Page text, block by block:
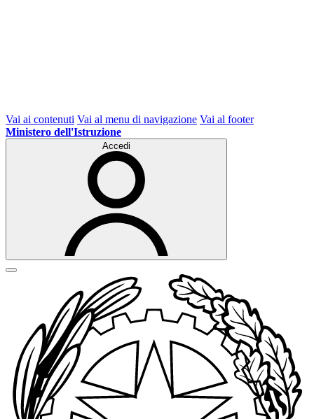
Vai ai contenuti Vai al menu di navigazione Vai al footer
Ministero dell'Istruzione
Accedi